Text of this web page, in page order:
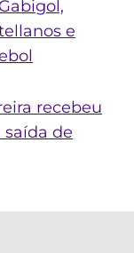
e
recebeu
de